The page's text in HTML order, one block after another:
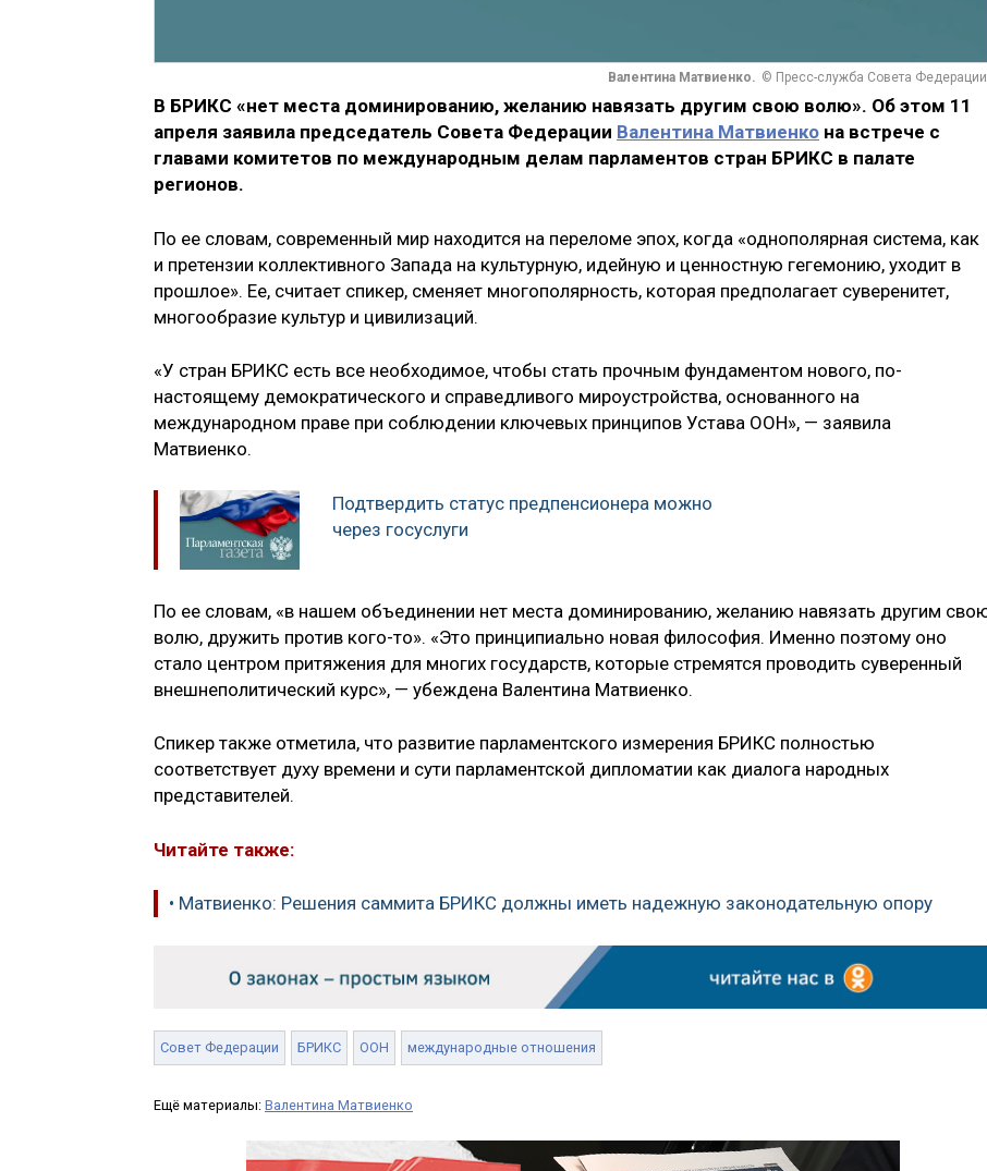
Валентина Матвиенко. © Пресс-служба Совета Федерации
В БРИКС «нет места доминированию, желанию навязать другим свою волю». Об этом 11
апреля заявила председатель Совета Федерации Валентина Матвиенко на встрече с
главами комитетов по международным делам парламентов стран БРИКС в палате
регионов.
По ее словам, современный мир находится на переломе эпох, когда «однополярная система, как
и претензии коллективного Запада на культурную, идейную и ценностную гегемонию, уходит в
прошлое». Ее, считает спикер, сменяет многополярность, которая предполагает суверенитет,
многообразие культур и цивилизаций.
«У стран БРИКС есть все необходимое, чтобы стать прочным фундаментом нового, по-
настоящему демократического и справедливого мироустройства, основанного на
международном праве при соблюдении ключевых принципов Устава ООН», — заявила
Матвиенко.
Подтвердить статус предпенсионера можно
через госуслуги
По ее словам, «в нашем объединении нет места доминированию, желанию навязать другим
волю, дружить против кого-то». «Это принципиально новая философия. Именно поэтому оно
стало центром притяжения для многих государств, которые стремятся проводить суверенный
внешнеполитический курс», — убеждена Валентина Матвиенко.
Спикер также отметила, что развитие парламентского измерения БРИКС полностью
соответствует духу времени и сути парламентской дипломатии как диалога народных
представителей.
Читайте также:
• Матвиенко: Решения саммита БРИКС должны иметь надежную законодательную опору
Совет Федерации БРИКС ООН международные отношения
Ещё материалы: Валентина Матвиенко